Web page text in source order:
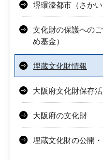
堺環濠都市（さか
文化財の保護への
め基金）
埋蔵文化財情報
大阪府文化財保存
大阪府の文化財
埋蔵文化財の公開・